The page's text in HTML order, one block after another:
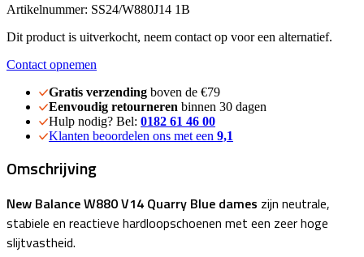
Artikelnummer: SS24/W880J14 1B
Dit product is uitverkocht, neem contact op voor een alternatief.
Contact opnemen
Gratis verzending boven de €79
Eenvoudig retourneren binnen 30 dagen
Hulp nodig? Bel: 0182 61 46 00
Klanten beoordelen ons met een 9,1
Omschrijving
New Balance W880 V14 Quarry Blue dames zijn neutrale,
stabiele en reactieve hardloopschoenen met een zeer hoge
slijtvastheid.